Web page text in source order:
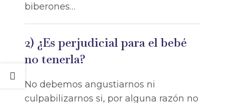
biberones…
2) ¿Es perjudicial para el bebé
no tenerla?
No debemos angustiarnos ni
culpabilizarnos si, por alguna razón no